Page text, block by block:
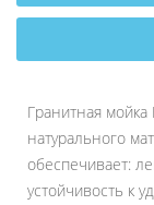
Гранитная
натурального
обеспечивает:
устойчивость к